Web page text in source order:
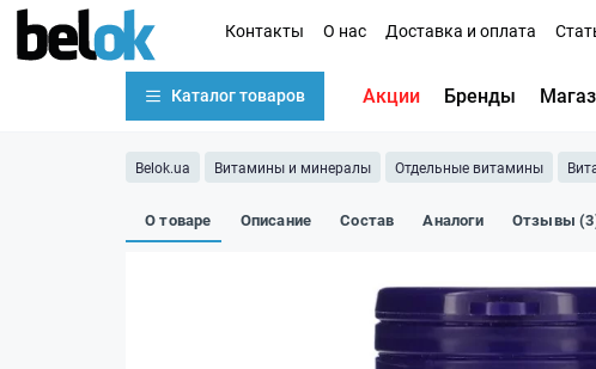
Контакты О нас Доставка и оплата
Каталог товаров Акции Бренды
Belok.ua Витамины и минералы Отдельные витамины
О товаре Описание Состав Аналоги Отзывы